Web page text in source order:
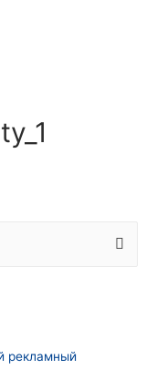
рекламный